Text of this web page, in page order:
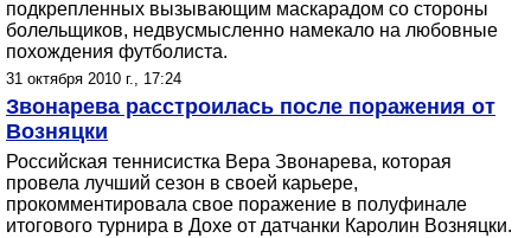
подкрепленных вызывающим маскарадом со стороны
болельщиков, недвусмысленно намекало на любовные
похождения футболиста.
31 октября 2010 г., 17:24
Звонарева расстроилась после поражения от
Возняцки
Российская теннисистка Вера Звонарева, которая
провела лучший сезон в своей карьере,
прокомментировала свое поражение в полуфинале
итогового турнира в Дохе от датчанки Каролин Возняцки.